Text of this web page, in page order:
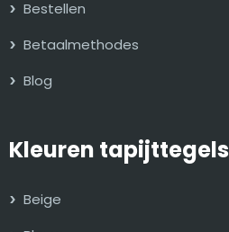
Bestellen
Betaalmethodes
Blog
Kleuren tapijttegels
Beige